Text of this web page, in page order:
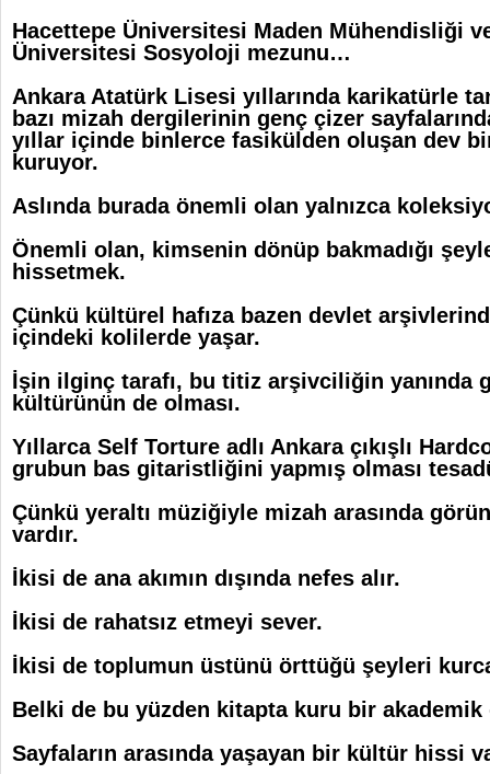
Hacettepe Üniversitesi Maden Mühendisliği
Üniversitesi Sosyoloji mezunu…
Ankara Atatürk Lisesi yıllarında karikatürle
bazı mizah dergilerinin genç çizer
yıllar içinde binlerce fasikülden oluşan dev
kuruyor.
Aslında burada önemli olan yalnızca
Önemli olan, kimsenin dönüp bakmadığı
hissetmek.
Çünkü kültürel hafıza bazen devlet
içindeki kolilerde yaşar.
İşin ilginç tarafı, bu titiz arşivciliğin yanında
kültürünün de olması.
Yıllarca Self Torture adlı Ankara çıkışlı
grubun bas gitaristliğini yapmış olması
Çünkü yeraltı müziğiyle mizah arasında
vardır.
İkisi de ana akımın dışında nefes alır.
İkisi de rahatsız etmeyi sever.
İkisi de toplumun üstünü örttüğü şeyleri
Belki de bu yüzden kitapta kuru bir
Sayfaların arasında yaşayan bir kültür hissi